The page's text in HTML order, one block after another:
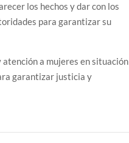
los hechos y dar con los
para garantizar su
a mujeres en situación
garantizar justicia y